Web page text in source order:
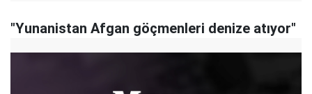
"Yunanistan Afgan göçmenleri denize atıyor"